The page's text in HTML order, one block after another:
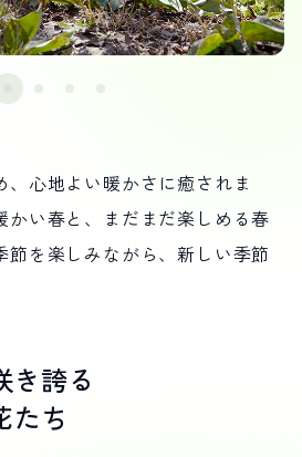
心地よい暖かさに癒されま
かい春と、まだまだ楽しめる春
節を楽しみながら、新しい季節
き誇る
たち